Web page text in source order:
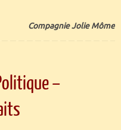
Compagnie Jolie Môme
–